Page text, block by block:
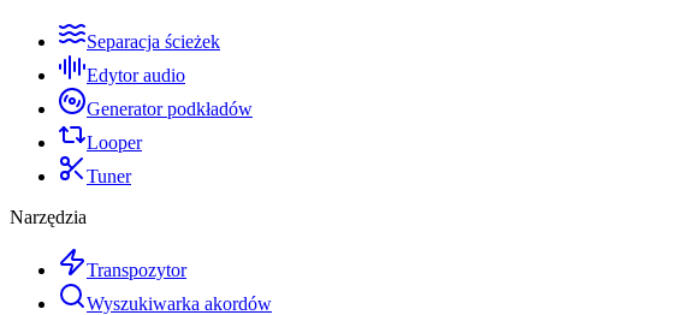
Separacja ścieżek
Edytor audio
Generator podkładów
Looper
Tuner
Narzędzia
Transpozytor
Wyszukiwarka akordów